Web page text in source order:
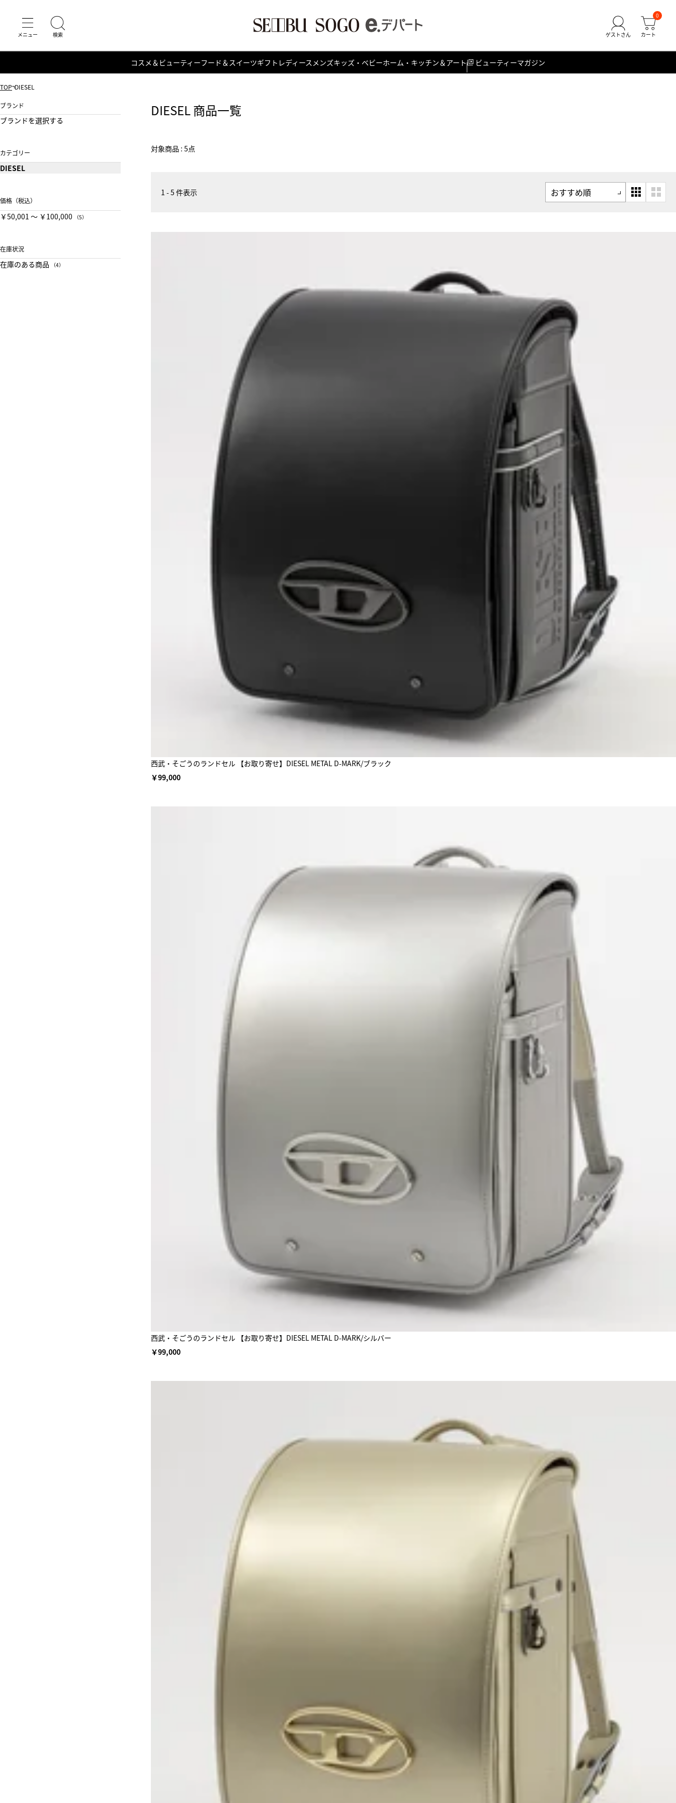
0
コスメ＆ビューティーフード＆スイーツギフト レディース メンズキッズ・ベビーホーム・キッチン＆アート ビューティーマガジン
TOP DIESEL
DIESEL 商品一覧
対象商品 : 5点
ブランド
ブランドを選択する
カテゴリー
DIESEL
価格（税込）
￥50,001 〜 ￥100,000 （5）
在庫状況
在庫のある商品 （4）
1 - 5 件表示
西武・そごうのランドセル 【お取り寄せ】DIESEL METAL D-MARK/ブラック
￥99,000
西武・そごうのランドセル 【お取り寄せ】DIESEL METAL D-MARK/シルバー
￥99,000